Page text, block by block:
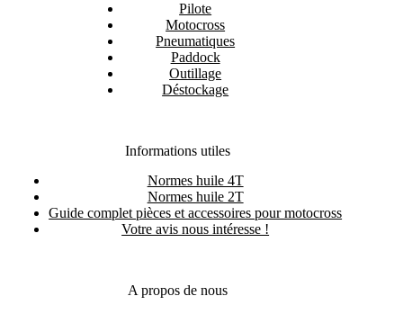
Pilote
Motocross
Pneumatiques
Paddock
Outillage
Déstockage
Informations utiles
Normes huile 4T
Normes huile 2T
Guide complet pièces et accessoires pour motocross
Votre avis nous intéresse !
A propos de nous